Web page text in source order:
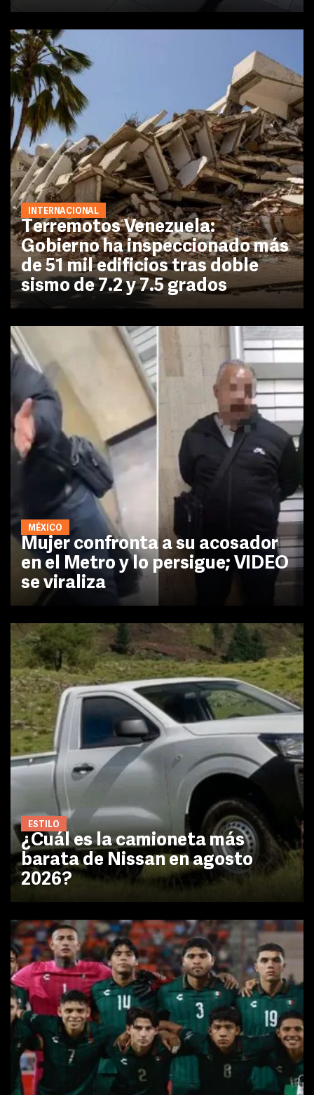
INTERNACIONAL
Terremotos Venezuela:
Gobierno ha inspeccionado más
de 51 mil edificios tras doble
sismo de 7.2 y 7.5 grados
MÉXICO
Mujer confronta a su acosador
en el Metro y lo persigue; VIDEO
se viraliza
ESTILO
¿Cuál es la camioneta más
barata de Nissan en agosto
2026?